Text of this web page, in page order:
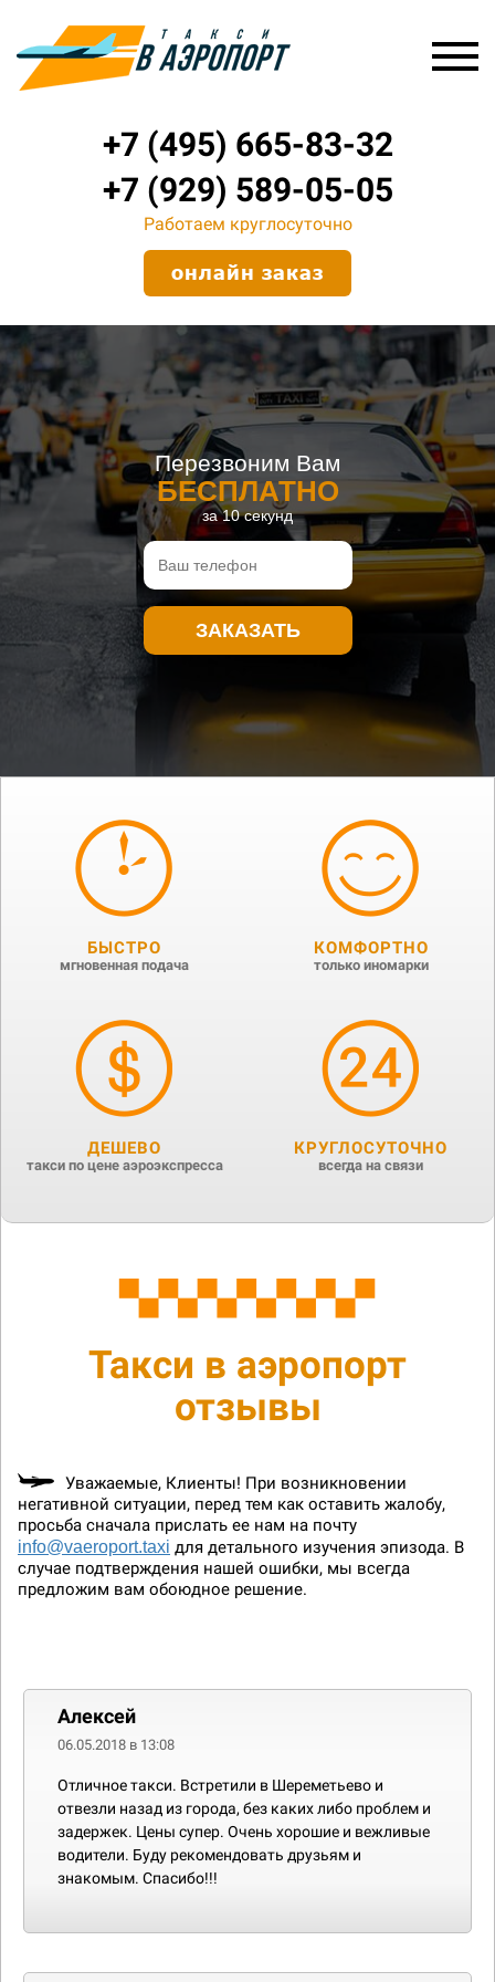
онлайн заказ
+7 (495) 665-83-32
+7 (929) 589-05-05
Работаем круглосуточно
Перезвоним Вам
БЕСПЛАТНО
за 10 секунд
ЗАКАЗАТЬ
БЫСТРО
мгновенная подача
КОМФОРТНО
только иномарки
ДЕШЕВО
такси по цене аэроэкспресса
КРУГЛОСУТОЧНО
всегда на связи
Такси в аэропорт
отзывы
Уважаемые, Клиенты! При возникновении
негативной ситуации, перед тем как оставить жалобу,
просьба сначала прислать ее нам на почту
info@vaeroport.taxi для детального изучения эпизода. В
случае подтверждения нашей ошибки, мы всегда
предложим вам обоюдное решение.
Алексей
06.05.2018 в 13:08
Отличное такси. Встретили в Шереметьево и
отвезли назад из города, без каких либо проблем и
задержек. Цены супер. Очень хорошие и вежливые
водители. Буду рекомендовать друзьям и
знакомым. Спасибо!!!